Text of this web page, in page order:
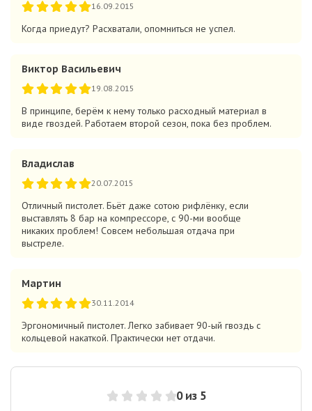
0 из 5
16.09.2015
Когда приедут? Расхватали, опомниться не успел.
Виктор Васильевич
19.08.2015
В принципе, берём к нему только расходный материал в
виде гвоздей. Работаем второй сезон, пока без проблем.
Владислав
20.07.2015
Отличный пистолет. Бьёт даже сотою рифлёнку, если
выставлять 8 бар на компрессоре, с 90-ми вообще
никаких проблем! Совсем небольшая отдача при
выстреле.
Мартин
30.11.2014
Эргономичный пистолет. Легко забивает 90-ый гвоздь с
кольцевой накаткой. Практически нет отдачи.